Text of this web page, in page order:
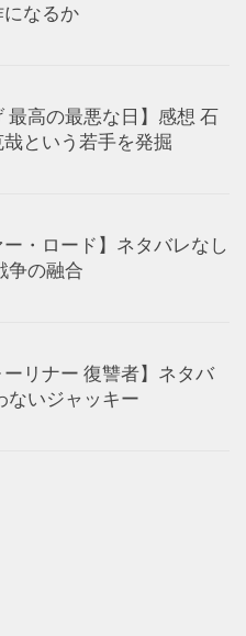
なるか
最高の最悪な日】感想 石
という若手を発掘
・ロード】ネタバレなし
争の融合
リナー 復讐者】ネタバ
ないジャッキー